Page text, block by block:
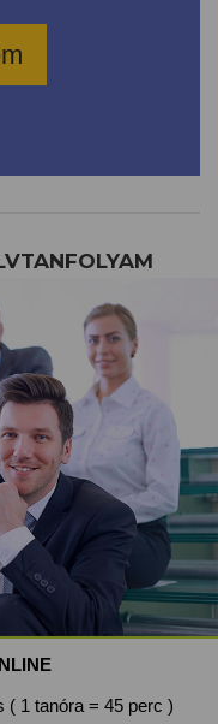
( 1 tanóra = 45 perc )